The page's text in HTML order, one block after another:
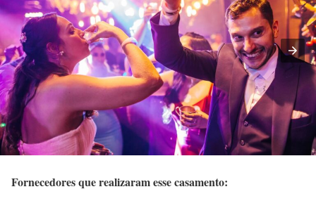
Fornecedores que realizaram esse casamento: